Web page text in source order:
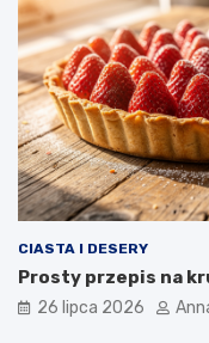
CIASTA I DESERY
Prosty przepis na
26 lipca 2026